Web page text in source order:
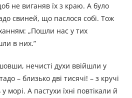
не виганяв їх з краю. А було
свиней, що паслося собі. Тож
„Пошли нас у тих
в них.”
нечисті духи ввійшли у
– близько дві тисячі! – з кручі
морі. А пастухи їхні повтікали й